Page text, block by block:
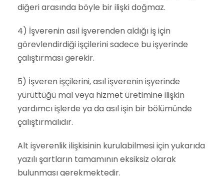
diğeri arasında böyle bir ilişki doğmaz.
4) İşverenin asıl işverenden aldığı iş için
görevlendirdiği işçilerini sadece bu işyerinde
çalıştırması gerekir.
5) İşveren işçilerini, asıl işverenin işyerinde
yürüttüğü mal veya hizmet üretimine ilişkin
yardımcı işlerde ya da asıl işin bir bölümünde
çalıştırmalıdır.
Alt işverenlik ilişkisinin kurulabilmesi için yukarıda
yazılı şartların tamamının eksiksiz olarak
bulunması gerekmektedir.